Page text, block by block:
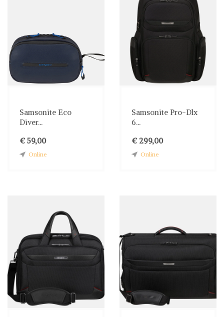
Samsonite Eco
Diver...
€ 59,00
Online
Samsonite Pro-Dlx
6...
€ 299,00
Online